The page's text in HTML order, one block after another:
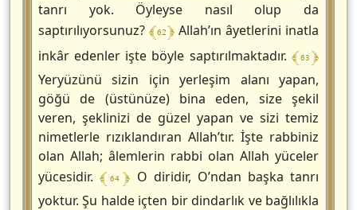
tanrı yok. Öyleyse nasıl olup da
saptırılıyorsunuz? ﴾ 62 ﴿ Allah’ın âyetlerini inatla
inkâr edenler işte böyle saptırılmaktadır. ﴾ 63 ﴿
Yeryüzünü sizin için yerleşim alanı yapan,
göğü de (üstünüze) bina eden, size şekil
veren, şeklinizi de güzel yapan ve sizi temiz
nimetlerle rızıklandıran Allah’tır. İşte rabbiniz
olan Allah; âlemlerin rabbi olan Allah yüceler
yücesidir.﴾ 64 ﴿ O diridir, O’ndan başka tanrı
yoktur. Şu halde içten bir dindarlık ve bağlılıkla